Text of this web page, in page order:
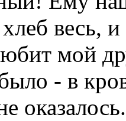
весь,
мой
- в
оказалось.